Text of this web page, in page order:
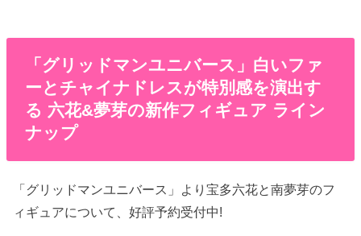
「グリッドマンユニバース」白いファ
ーとチャイナドレスが特別感を演出す
る 六花&夢芽の新作フィギュア ライン
ナップ
「グリッドマンユニバース」より宝多六花と南夢芽のフ
ィギュアについて、好評予約受付中!